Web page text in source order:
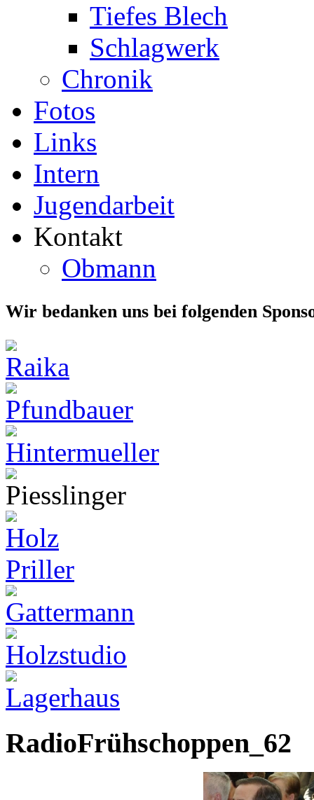
Tiefes Blech
Schlagwerk
Chronik
Fotos
Links
Intern
Jugendarbeit
Kontakt
Obmann
Wir bedanken uns bei folgenden
RadioFrühschoppen_62